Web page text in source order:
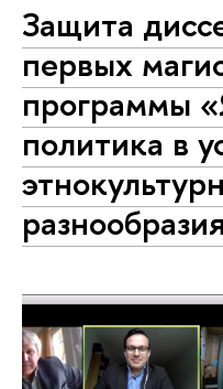
Защита
первых
программы
политика в